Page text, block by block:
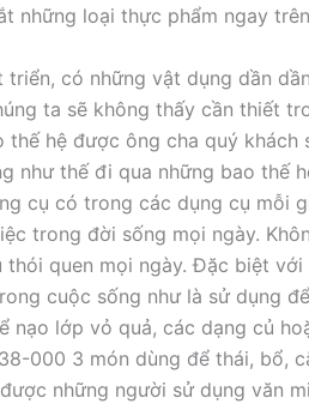
những loại thực phẩm ngay
có những vật dụng dần
ta sẽ không thấy cần thiết
thế hệ được ông cha quý
như thế đi qua những bao thế
cụ có trong các dụng cụ mỗi
trong đời sống mọi ngày.
thói quen mọi ngày. Đặc biệt
cuộc sống như là sử dụng
nạo lớp vỏ quả, các dạng củ
000 3 món dùng để thái, bổ,
những người sử dụng văn